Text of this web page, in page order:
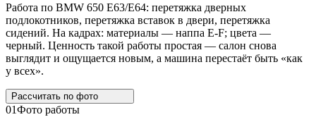
Работа по BMW 650 E63/E64: перетяжка дверных
подлокотников, перетяжка вставок в двери, перетяжка
сидений. На кадрах: материалы — наппа E-F; цвета —
черный. Ценность такой работы простая — салон снова
выглядит и ощущается новым, а машина перестаёт быть «как
у всех».
Рассчитать по фото
01Фото работы